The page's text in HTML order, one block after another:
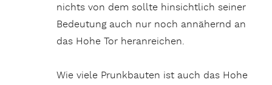
nichts von dem sollte hinsichtlich seiner
Bedeutung auch nur noch annähernd an
das Hohe Tor heranreichen.
Wie viele Prunkbauten ist auch das Hohe